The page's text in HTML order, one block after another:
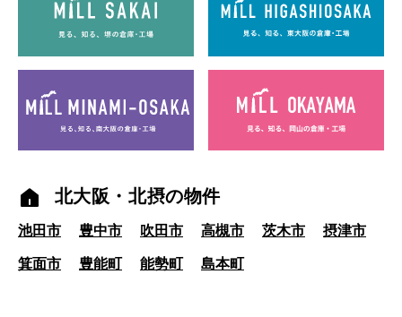
北大阪・北摂の物件
池田市 豊中市 吹田市 高槻市 茨木市 摂津市
箕面市 豊能町 能勢町 島本町